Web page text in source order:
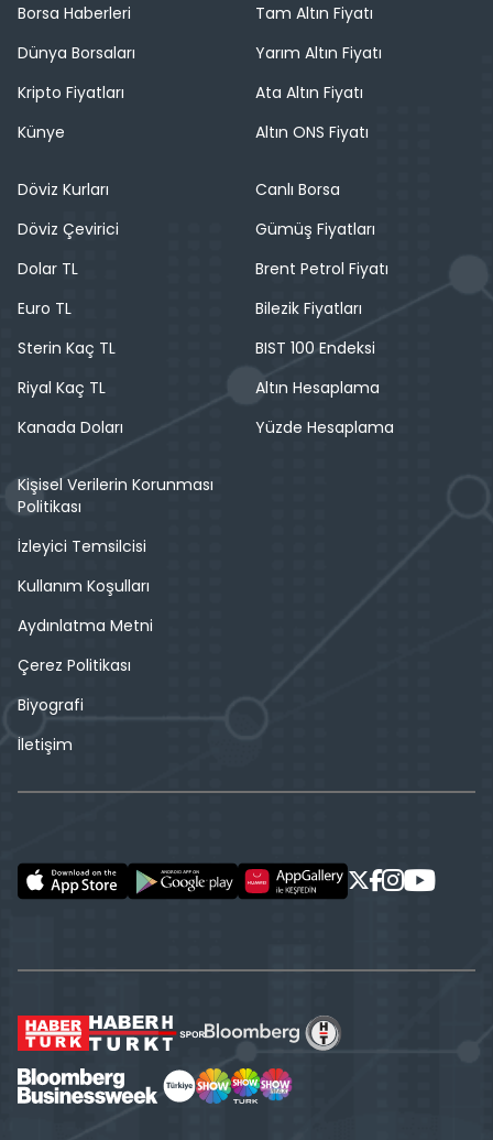
Borsa Haberleri
Dünya Borsaları
Kripto Fiyatları
Künye
Tam Altın Fiyatı
Yarım Altın Fiyatı
Ata Altın Fiyatı
Altın ONS Fiyatı
Döviz Kurları
Döviz Çevirici
Dolar TL
Euro TL
Sterin Kaç TL
Riyal Kaç TL
Kanada Doları
Canlı Borsa
Gümüş Fiyatları
Brent Petrol Fiyatı
Bilezik Fiyatları
BIST 100 Endeksi
Altın Hesaplama
Yüzde Hesaplama
Kişisel Verilerin Korunması
Politikası
İzleyici Temsilcisi
Kullanım Koşulları
Aydınlatma Metni
Çerez Politikası
Biyografi
İletişim